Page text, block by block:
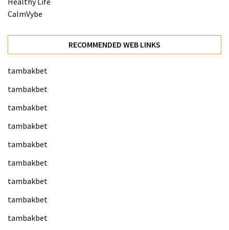
CalmVybe
RECOMMENDED WEB LINKS
tambakbet
tambakbet
tambakbet
tambakbet
tambakbet
tambakbet
tambakbet
tambakbet
tambakbet